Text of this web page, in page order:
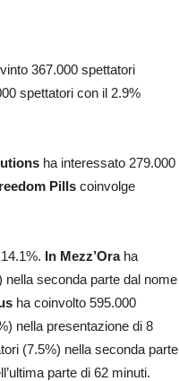
367.000 spettatori
spettatori con il 2.9%
ha interessato 279.000
Pills coinvolge
In Mezz’Oraha
nella seconda parte dal nome
ha coinvolto 595.000
nella presentazione di 8
(7.5%) nella seconda parte
parte di 62 minuti.